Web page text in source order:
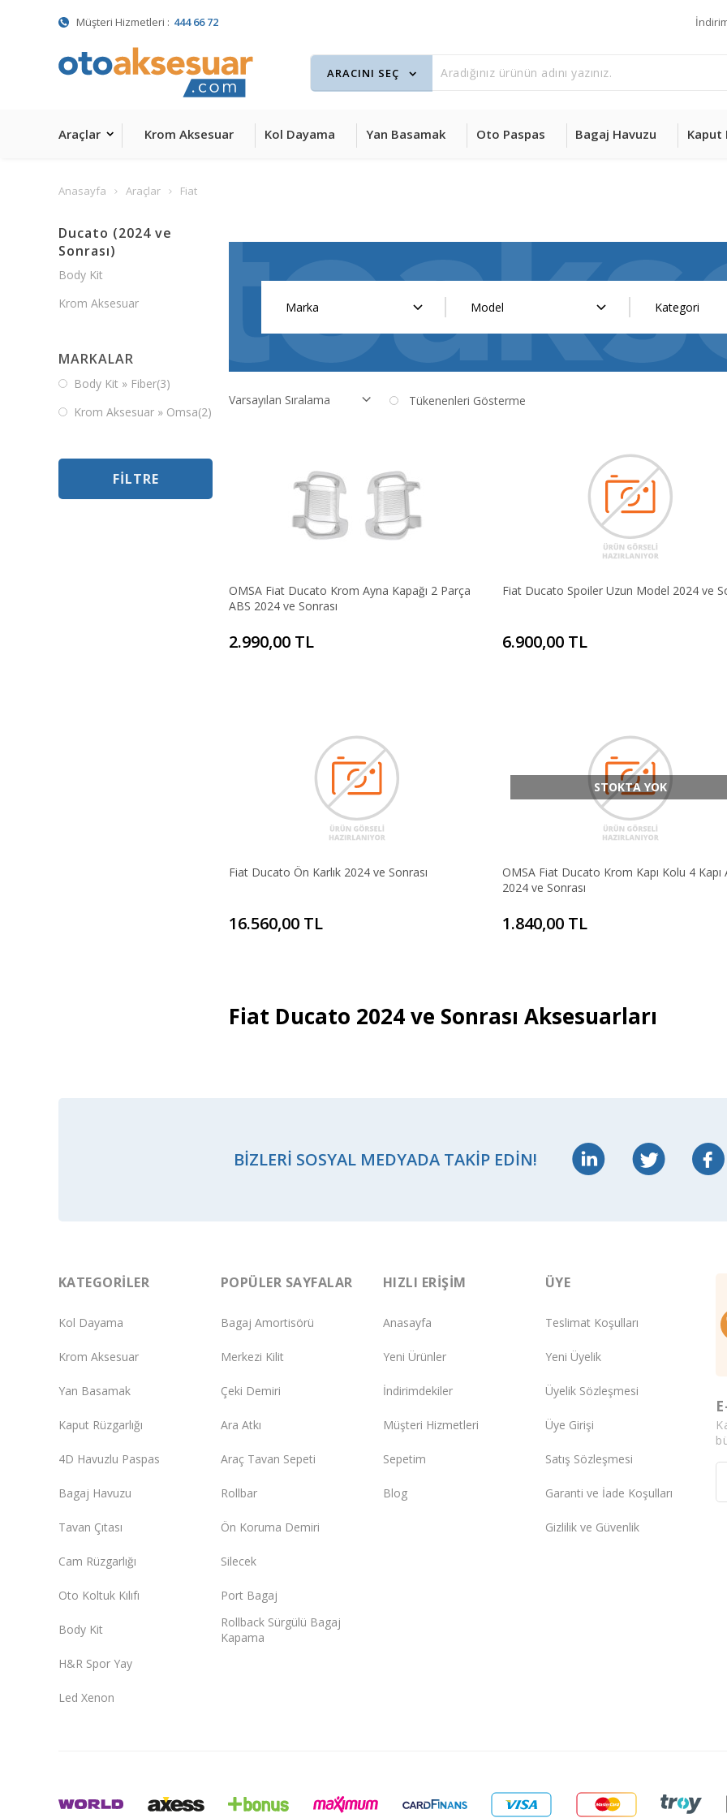
Müşteri Hizmetleri : 444 66 72
Araçlar Krom Aksesuar Kol Dayama Yan Basamak Oto Paspas Bagaj Havuzu Kaput
Anasayfa Araçlar Fiat
Ducato (2024 ve
Sonrası)
Body Kit
Krom Aksesuar
MARKALAR
Body Kit » Fiber(3)
Krom Aksesuar » Omsa(2)
FILTRE
Tükenenleri Gösterme
OMSA Fiat Ducato Krom Ayna Kapağı 2 Parça
ABS 2024 ve Sonrası
2.990,00 TL
Fiat Ducato Spoiler Uzun Model 2024 ve
6.900,00 TL
Fiat Ducato Ön Karlık 2024 ve Sonrası
16.560,00 TL
STOKTA YOK
OMSA Fiat Ducato Krom Kapı Kolu 4 Kapı
2024 ve Sonrası
1.840,00 TL
Fiat Ducato 2024 ve Sonrası Aksesuarları
BIZLERI SOSYAL MEDYADA TAKIP EDIN!
KATEGORILER
Kol Dayama
Krom Aksesuar
Yan Basamak
Kaput Rüzgarlığı
4D Havuzlu Paspas
Bagaj Havuzu
Tavan Çıtası
Cam Rüzgarlığı
Oto Koltuk Kılıfı
Body Kit
H&R Spor Yay
Led Xenon
POPÜLER SAYFALAR
Bagaj Amortisörü
Merkezi Kilit
Çeki Demiri
Ara Atkı
Araç Tavan Sepeti
Rollbar
Ön Koruma Demiri
Silecek
Port Bagaj
Rollback Sürgülü Bagaj
Kapama
HIZLI ERIŞIM
Anasayfa
Yeni Ürünler
İndirimdekiler
Müşteri Hizmetleri
Sepetim
Blog
ÜYE
Teslimat Koşulları
Yeni Üyelik
Üyelik Sözleşmesi
Üye Girişi
Satış Sözleşmesi
Garanti ve İade Koşulları
Gizlilik ve Güvenlik